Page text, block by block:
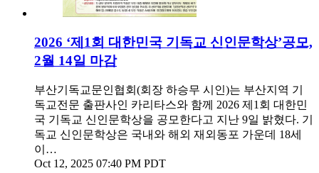
2026 ‘제1회 대한민국 기독교 신인문학상’공모,
2월 14일 마감
부산기독교문인협회(회장 하승무 시인)는 부산지역 기
독교전문 출판사인 카리타스와 함께 2026 제1회 대한민
국 기독교 신인문학상을 공모한다고 지난 9일 밝혔다. 기
독교 신인문학상은 국내와 해외 재외동포 가운데 18세
이…
Oct 12, 2025 07:40 PM PDT